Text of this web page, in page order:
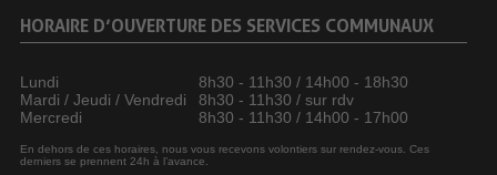
HORAIRE D’OUVERTURE DES SERVICES COMMUNAUX
Lundi
8h30 - 11h30 / 14h00 - 18h30
Mardi / Jeudi / Vendredi
8h30 - 11h30 / sur rdv
Mercredi
8h30 - 11h30 / 14h00 - 17h00
En dehors de ces horaires, nous vous recevons volontiers sur rendez-vous. Ces
derniers se prennent 24h à l’avance.